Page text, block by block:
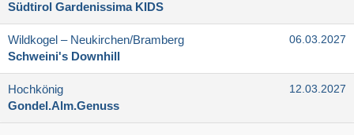
Südtirol Gardenissima KIDS
Wildkogel – Neukirchen/​Bramberg
Schweini's Downhill
06.03.2027
Hochkönig
Gondel.Alm.Genuss
12.03.2027